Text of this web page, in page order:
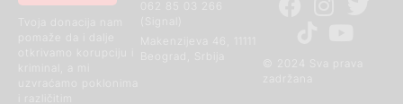
© 2024 Sva prava
Makenzijeva 46, 11111
otkrivamo korupciju i
kriminal, a mi
uzvraćamo poklonima
i različitim